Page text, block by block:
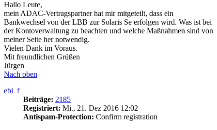
Hallo Leute,
mein ADAC-Vertragspartner hat mir mitgeteilt, dass ein
Bankwechsel von der LBB zur Solaris Se erfolgen wird. Was ist bei
der Kontoverwaltung zu beachten und welche Maßnahmen sind von
meiner Seite her notwendig.
Vielen Dank im Voraus.
Mit freundlichen Grüßen
Jürgen
Nach oben
ebi_f
Beiträge: 2185
Registriert: Mi., 21. Dez 2016 12:02
Antispam-Protection: Confirm registration